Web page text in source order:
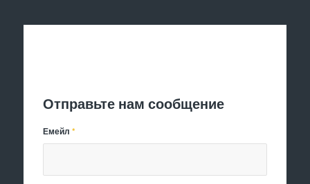
Отправьте нам сообщение
Емейл*